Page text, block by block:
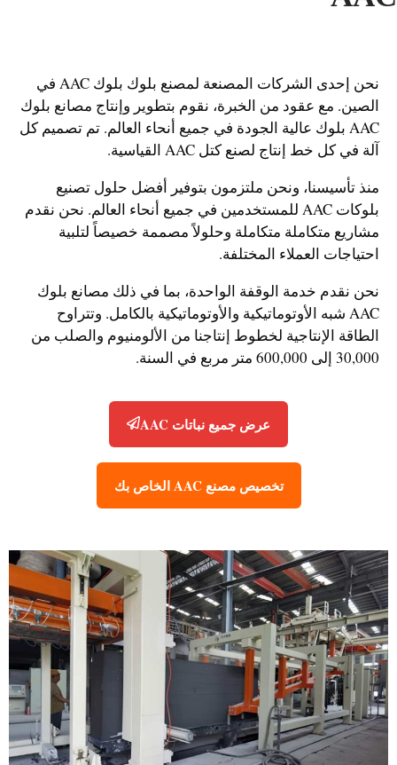
نحن إحدى الشركات المصنعة لمصنع بلوك بلوك AAC في
الصين. مع عقود من الخبرة، نقوم بتطوير وإنتاج مصانع بلوك
AAC بلوك عالية الجودة في جميع أنحاء العالم. تم تصميم كل
آلة في كل خط إنتاج لصنع كتل AAC القياسية.
منذ تأسيسنا، ونحن ملتزمون بتوفير أفضل حلول تصنيع
بلوكات AAC للمستخدمين في جميع أنحاء العالم. نحن نقدم
مشاريع متكاملة متكاملة وحلولاً مصممة خصيصاً لتلبية
احتياجات العملاء المختلفة.
نحن نقدم خدمة الوقفة الواحدة، بما في ذلك مصانع بلوك
AAC شبه الأوتوماتيكية والأوتوماتيكية بالكامل. وتتراوح
الطاقة الإنتاجية لخطوط إنتاجنا من الألومنيوم والصلب من
30,000 إلى 600,000 متر مربع في السنة.
عرض جميع نباتات AAC
تخصيص مصنع AAC الخاص بك